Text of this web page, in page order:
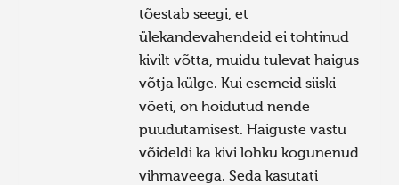
tõestab seegi, et
ülekandevahendeid ei tohtinud
kivilt võtta, muidu tulevat haigus
võtja külge. Kui esemeid siiski
võeti, on hoidutud nende
puudutamisest. Haiguste vastu
võideldi ka kivi lohku kogunenud
vihmaveega. Seda kasutati